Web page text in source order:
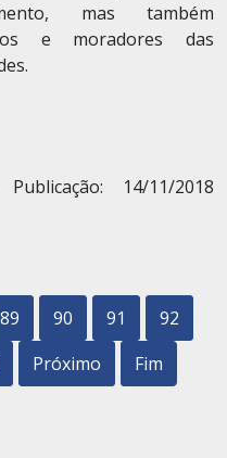
mas também
e moradores das
14/11/2018
89 90 91
92
Próximo Fim